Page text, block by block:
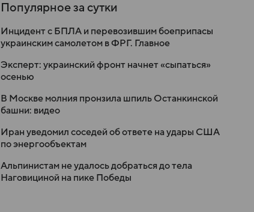
Популярное за сутки
Инцидент с БПЛА и перевозившим боеприпасы
украинским самолетом в ФРГ. Главное
Эксперт: украинский фронт начнет «сыпаться»
осенью
В Москве молния пронзила шпиль Останкинской
башни: видео
Иран уведомил соседей об ответе на удары США
по энергообъектам
Альпинистам не удалось добраться до тела
Наговициной на пике Победы